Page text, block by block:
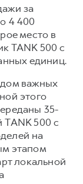
за
4 400
место в
TANK 500 с
единиц.
важных
этого
35-
500 с
на
этапом
локальной